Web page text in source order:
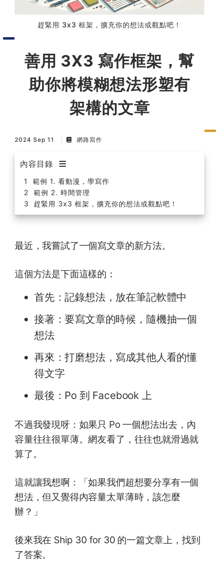
職場工作復盤術
職場思維與工作術｜卡片盒筆
記法
職場思維與工作術｜圖解問題
趕緊用 3x3 框架，擴充你的想法或觀點吧！
善用 3X3 寫作框架，幫
助你將模糊想法形塑有
架構的文章
2024 Sep 11 網路寫作
內容目錄
範例 1. 看動漫，學寫作
範例 2. 時間管理
趕緊用 3x3 框架，擴充你的想法或觀點吧！
最近，我嘗試了一個寫文章的新方法。
這個方法是下面這樣的：
首先：記錄想法，放在筆記軟體中
接著：要寫文章的時候，隨機抽一個
想法
再來：打磨想法，寫成其他人看的懂
得文字
最後：Po 到 Facebook 上
不過我發現呀：如果只 Po 一個想法出去，內
容量往往很單薄。網友看了，往往也就滑過就
算了。
這就讓我想啊：「如果我們超想要分享有一個
想法，但又覺得內容量太單薄時，該怎麼
辦？」
後來我在 Ship 30 for 30 的一篇文章上，找到
了答案。